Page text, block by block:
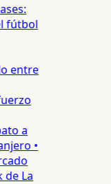
fútbol
entre
a
•
La